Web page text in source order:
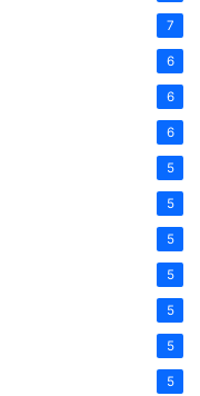
7
6
6
6
5
5
5
5
5
5
5